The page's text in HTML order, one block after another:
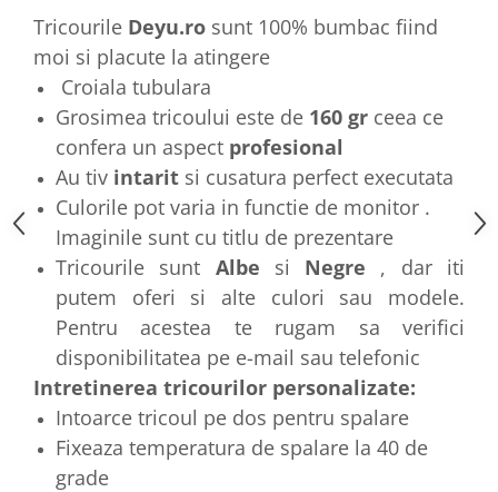
Tricourile Deyu.ro sunt 100% bumbac fiind
moi si placute la atingere
Croiala tubulara
Grosimea tricoului este de 160 gr ceea ce
confera un aspect profesional
Au tiv intarit si cusatura perfect executata
Culorile pot varia in functie de monitor .
Imaginile sunt cu titlu de prezentare
Tricourile sunt Albe si Negre , dar iti
putem oferi si alte culori sau modele.
Pentru acestea te rugam sa verifici
disponibilitatea pe e-mail sau telefonic
Intretinerea tricourilor personalizate:
Intoarce tricoul pe dos pentru spalare
Fixeaza temperatura de spalare la 40 de
grade